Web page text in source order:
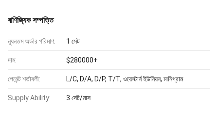
বাণিজ্যিক সম্পত্তি
ন্যূনতম অর্ডার পরিমাণ: 1 সেট
দাম: $280000+
পেমেন্ট শর্তাবলী: L/C, D/A, D/P, T/T, ওয়েস্টার্ন ইউনিয়ন, মানিগ্রাম
Supply Ability: 3 সেট/মাস